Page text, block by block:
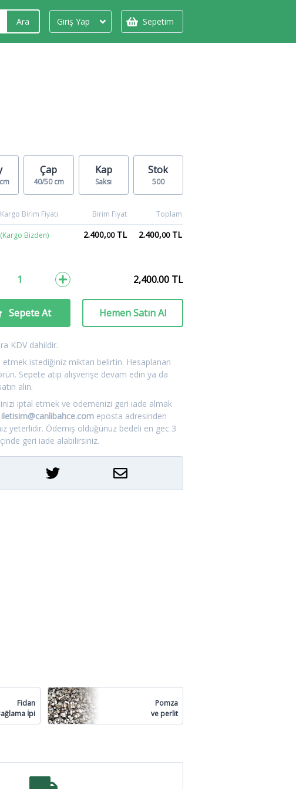
Ara Giriş Yap Sepetim
Çap
40/50 cm
Kap
Saksı
Stok
500
Kargo Birim Fiyatı Birim Fiyat Toplam
(Kargo Bizden) 2.400,00TL 2.400,00TL
2,400.00TL
Sepete At Hemen Satın Al
KDV dahildir.
etmek istediğiniz miktarı belirtin. Hesaplanan
Sepete atıp alışverişe devam edin ya da
alın.
iptal etmek ve ödemenizi geri iade almak
iletisim@canlibahce.com eposta adresinden
yeterlidir. Ödemiş olduğunuz bedeli en gec 3
geri iade alabilirsiniz.
Fidan
İpi
Pomza
ve perlit